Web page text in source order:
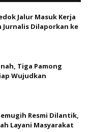
Jalur Masuk Kerja
Jurnalis Dilaporkan ke
Tiga Pamong
Wujudkan
Resmi Dilantik,
Layani Masyarakat